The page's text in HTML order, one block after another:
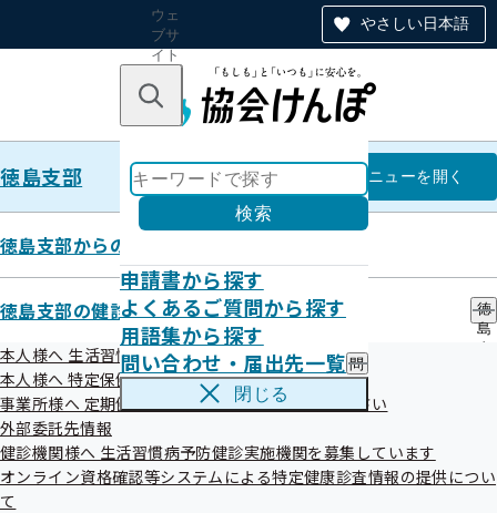
やさしい日本語
ウェ
ブサ
イト
のナ
ン
キーワードで探す
検索
申請書から探す
よくあるご質問から探す
用語集から探す
問い合わせ・届出先一覧 問
い
せ
・
届
閉じる
徳島支部 徳島支部
メニューを開く
徳島支部からのお知らせ
徳島支部の健診・保健指導のご案内
徳
島
保
健
本人様へ 生活習慣病予防健診のご案内
本人様へ 特定保健指導のご案内
事業所様へ 定期健康診断結果の提供にご協力ください
外部委託先情報
健診機関様へ 生活習慣病予防健診実施機関を募集しています
オンライン資格確認等システムによる特定健康診査情報の提供につい
て
令和05年度
令和5年度 第4回徳島支部評議会
令和06年03月13日開催
開催案内
資料